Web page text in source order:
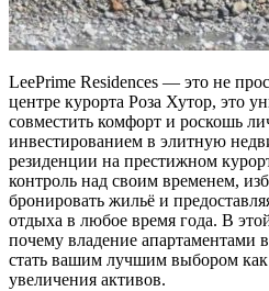
LeePrime Residences — это не просто апартаменты в самом
центре курорта Роза Хутор, это
совместить комфорт и роскошь
инвестированием в элитную
резиденции на престижном
контроль над своим временем,
бронировать жильё и
отдыха в любое время года. В
почему владение апартаментами в
стать вашим лучшим выбором как
увеличения активов.